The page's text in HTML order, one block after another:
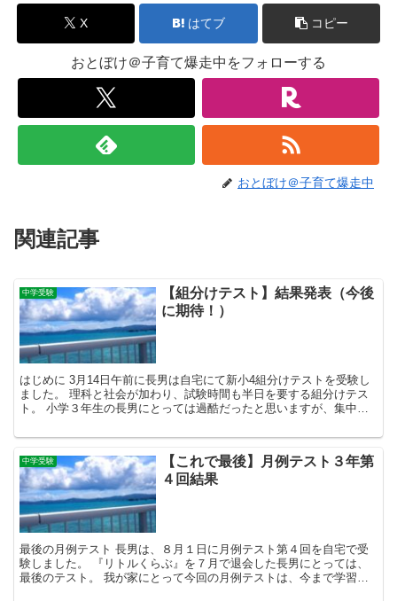
X はてブ コピー
おとぼけ＠子育て爆走中をフォローする
おとぼけ＠子育て爆走中
関連記事
中学受験
【組分けテスト】結果発表（今後
に期待！）
はじめに 3月14日午前に長男は自宅にて新小4組分けテストを受験し
ました。 理科と社会が加わり、試験時間も半日を要する組分けテス
ト。 小学３年生の長男にとっては過酷だったと思いますが、集中力
中学受験
【これで最後】月例テスト３年第
４回結果
最後の月例テスト 長男は、８月１日に月例テスト第４回を自宅で受
験しました。 『リトルくらぶ』を７月で退会した長男にとっては、
最後のテスト。 我が家にとって今回の月例テストは、今まで学習し